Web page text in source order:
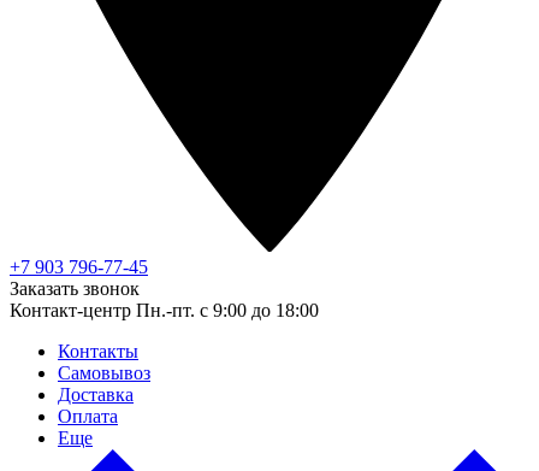
+7 903 796-77-45
Заказать звонок
Контакт-центр Пн.-пт. с 9:00 до 18:00
Контакты
Самовывоз
Доставка
Оплата
Еще